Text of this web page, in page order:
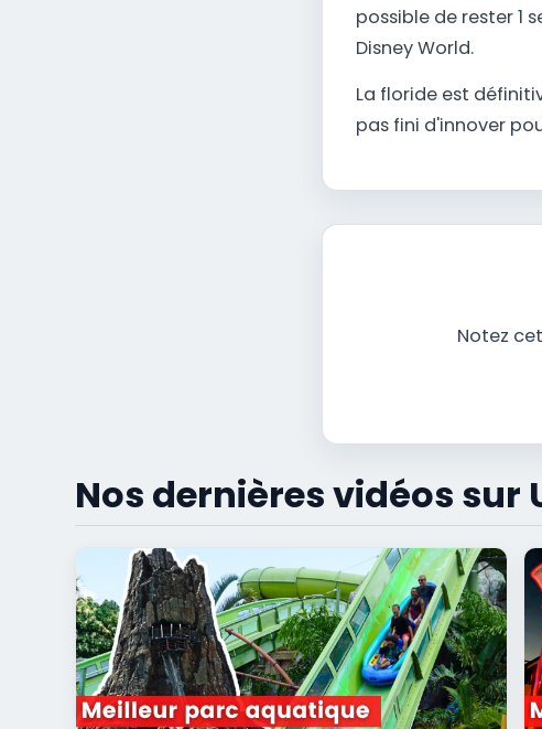
possible de rester 1
Disney World.
La floride est
pas fini d'innover
Notez
Nos dernières vidéos sur